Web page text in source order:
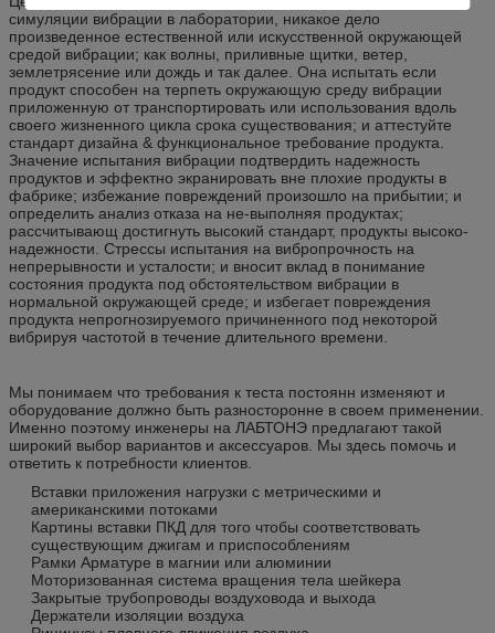
симуляции вибрации в лаборатории, никакое дело
произведенное естественной или искусственной окружающей
средой вибрации; как волны, приливные щитки, ветер,
землетрясение или дождь и так далее. Она испытать если
продукт способен на терпеть окружающую среду вибрации
приложенную от транспортировать или использования вдоль
своего жизненного цикла срока существования; и аттестуйте
стандарт дизайна & функциональное требование продукта.
Значение испытания вибрации подтвердить надежность
продуктов и эффектно экранировать вне плохие продукты в
фабрике; избежание повреждений произошло на прибытии; и
определить анализ отказа на не-выполняя продуктах;
рассчитывающ достигнуть высокий стандарт, продукты высоко-
надежности. Стрессы испытания на вибропрочность на
непрерывности и усталости; и вносит вклад в понимание
состояния продукта под обстоятельством вибрации в
нормальной окружающей среде; и избегает повреждения
продукта непрогнозируемого причиненного под некоторой
вибрируя частотой в течение длительного времени.
Мы понимаем что требования к теста постоянн изменяют и
оборудование должно быть разносторонне в своем применении.
Именно поэтому инженеры на ЛАБТОНЭ предлагают такой
широкий выбор вариантов и аксессуаров. Мы здесь помочь и
ответить к потребности клиентов.
Вставки приложения нагрузки с метрическими и
американскими потоками
Картины вставки ПКД для того чтобы соответствовать
существующим джигам и приспособлениям
Рамки Арматуре в магнии или алюминии
Моторизованная система вращения тела шейкера
Закрытые трубопроводы воздуховода и выхода
Держатели изоляции воздуха